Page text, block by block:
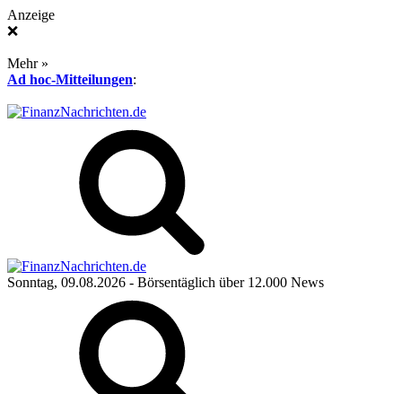
Anzeige
❌
Mehr »
Ad hoc-Mitteilungen:
Sonntag, 09.08.2026 - Börsentäglich über 12.000 News